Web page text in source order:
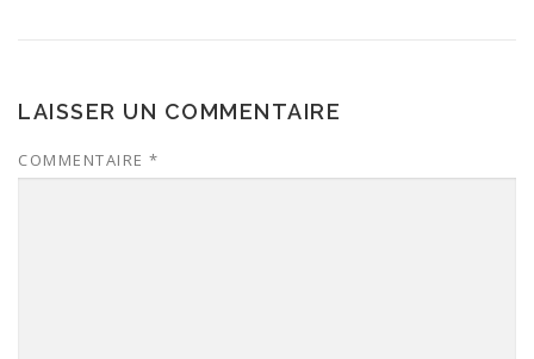
LAISSER UN COMMENTAIRE
COMMENTAIRE *